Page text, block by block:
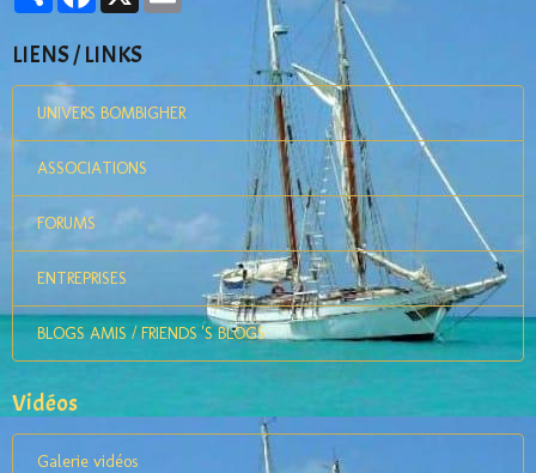
LIENS / LINKS
UNIVERS BOMBIGHER
ASSOCIATIONS
FORUMS
ENTREPRISES
BLOGS AMIS / FRIENDS 'S BLOGS
Vidéos
Galerie vidéos